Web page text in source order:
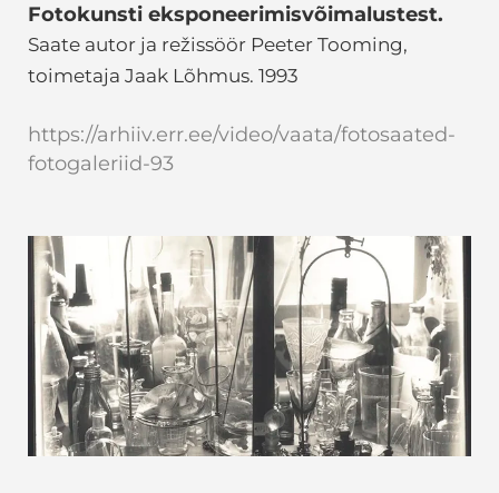
Fotokunsti eksponeerimisvõimalustest.
Saate autor ja režissöör Peeter Tooming,
toimetaja Jaak Lõhmus. 1993
https://arhiiv.err.ee/video/vaata/fotosaated-
fotogaleriid-93